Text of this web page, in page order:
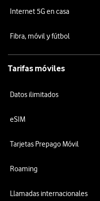
Internet 5G en casa
Fibra, móvil y fútbol
Tarifas móviles
Datos ilimitados
eSIM
Tarjetas Prepago Móvil
Roaming
Llamadas internacionales